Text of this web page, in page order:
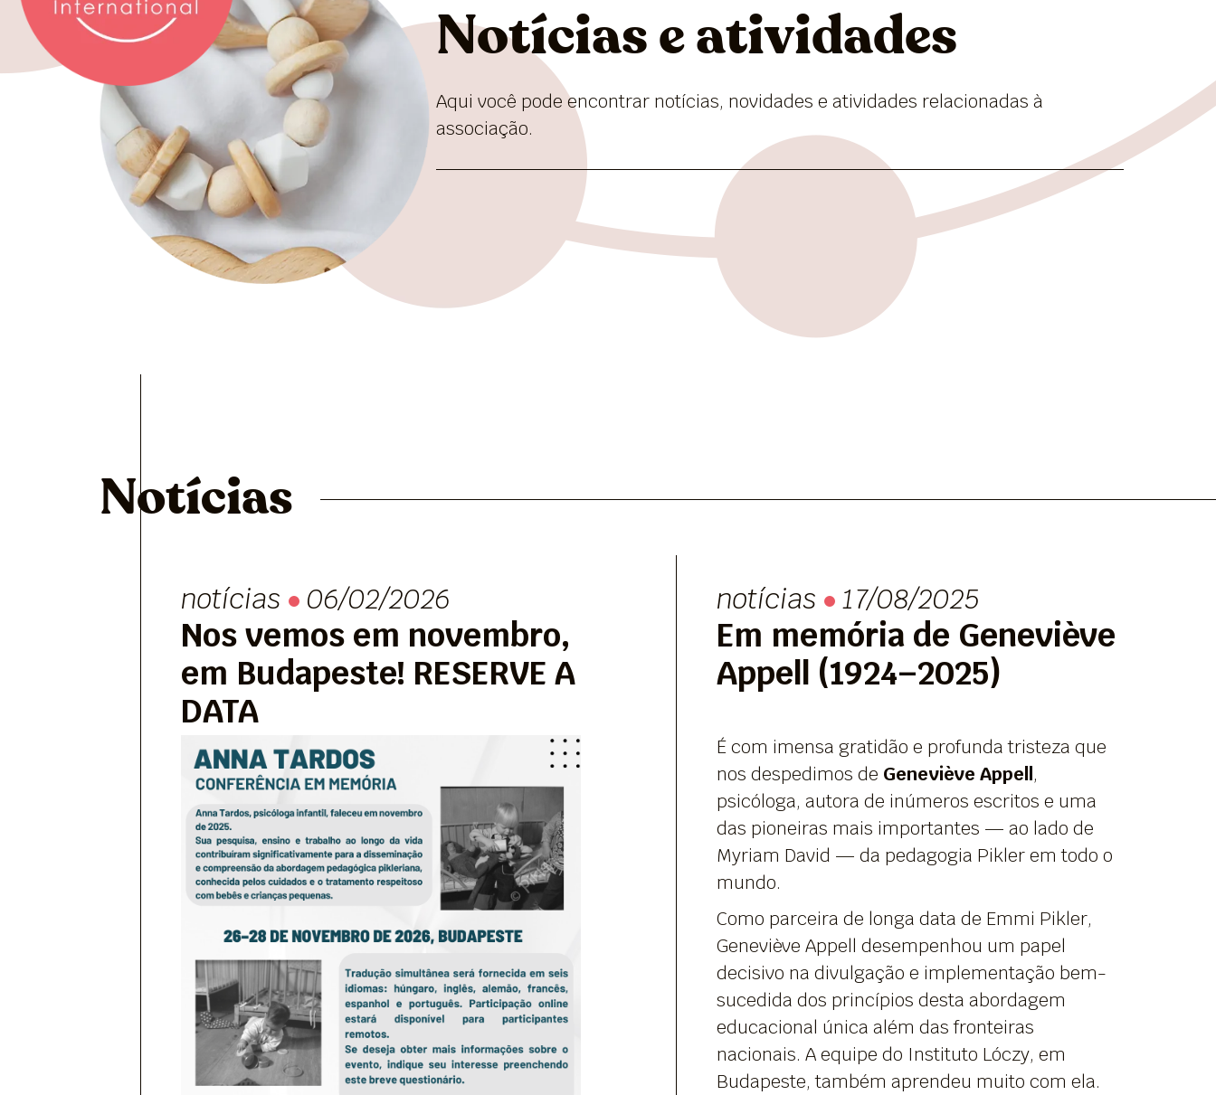
Notícias e atividades
Aqui você pode encontrar notícias, novidades e atividades relacionadas à
associação.
Notícias
notícias 06/02/2026
Nos vemos em novembro,
em Budapeste! RESERVE A
DATA
notícias 17/08/2025
Em memória de Geneviève
Appell (1924–2025)
É com imensa gratidão e profunda tristeza que
nos despedimos de Geneviève Appell,
psicóloga, autora de inúmeros escritos e uma
das pioneiras mais importantes — ao lado de
Myriam David — da pedagogia Pikler em todo o
mundo.
Como parceira de longa data de Emmi Pikler,
Geneviève Appell desempenhou um papel
decisivo na divulgação e implementação bem-
sucedida dos princípios desta abordagem
educacional única além das fronteiras
nacionais. A equipe do Instituto Lóczy, em
Budapeste, também aprendeu muito com ela.